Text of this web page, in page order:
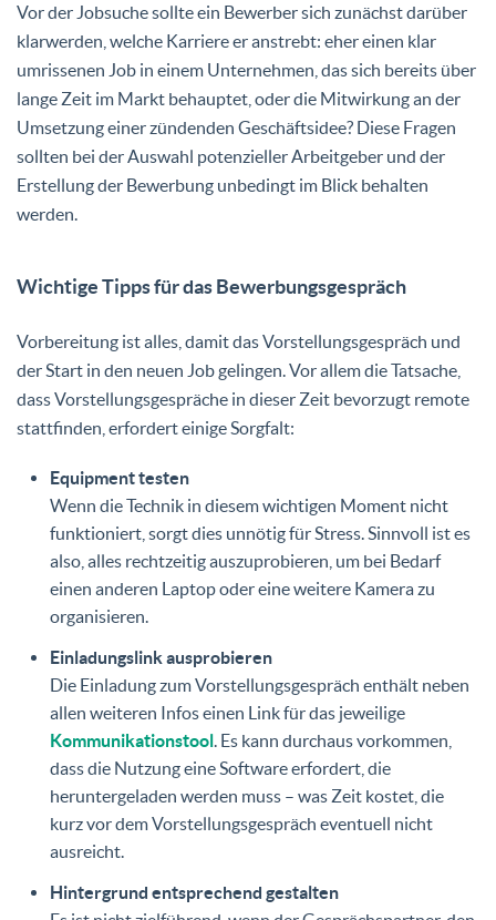
Vor der Jobsuche sollte ein Bewerber sich zunächst darüber
klarwerden, welche Karriere er anstrebt: eher einen klar
umrissenen Job in einem Unternehmen, das sich bereits über
lange Zeit im Markt behauptet, oder die Mitwirkung an der
Umsetzung einer zündenden Geschäftsidee? Diese Fragen
sollten bei der Auswahl potenzieller Arbeitgeber und der
Erstellung der Bewerbung unbedingt im Blick behalten
werden.
Wichtige Tipps für das Bewerbungsgespräch
Vorbereitung ist alles, damit das Vorstellungsgespräch und
der Start in den neuen Job gelingen. Vor allem die Tatsache,
dass Vorstellungsgespräche in dieser Zeit bevorzugt remote
stattfinden, erfordert einige Sorgfalt:
Equipment testen
Wenn die Technik in diesem wichtigen Moment nicht
funktioniert, sorgt dies unnötig für Stress. Sinnvoll ist es
also, alles rechtzeitig auszuprobieren, um bei Bedarf
einen anderen Laptop oder eine weitere Kamera zu
organisieren.
Einladungslink ausprobieren
Die Einladung zum Vorstellungsgespräch enthält neben
allen weiteren Infos einen Link für das jeweilige
Kommunikationstool. Es kann durchaus vorkommen,
dass die Nutzung eine Software erfordert, die
heruntergeladen werden muss – was Zeit kostet, die
kurz vor dem Vorstellungsgespräch eventuell nicht
ausreicht.
Hintergrund entsprechend gestalten